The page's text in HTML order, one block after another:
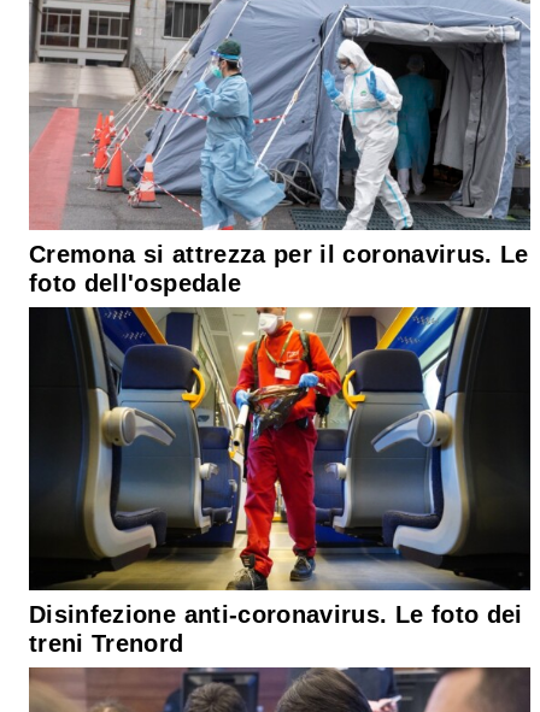
Cremona si attrezza per il coronavirus. Le
foto dell'ospedale
Disinfezione anti-coronavirus. Le foto dei
treni Trenord